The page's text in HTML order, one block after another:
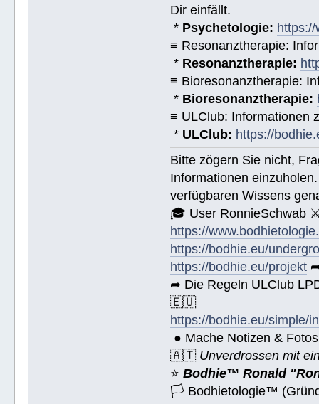
Dir einfällt.
* Psychetologie: https://
≡ Resonanztherapie:
* Resonanztherapie:
≡ Bioresonanztherapie:
* Bioresonanztherapie:
≡ ULClub: Informationen
* ULClub: https://
Bitte zögern Sie nicht,
Informationen
verfügbaren Wissens
🎓 User RonnieSchwab
https://
https://bodhie.eu/
https://bodhie.eu/projekt
➦ Die Regeln ULClub
🇪🇺
https://bodhie.eu/simple/
● Mache Notizen &
🇦🇹 Unverdrossen mit
⭐️Bodhie™ Ronald
🏳 Bodhietologie™